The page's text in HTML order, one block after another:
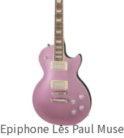
Epiphone Les Paul Muse